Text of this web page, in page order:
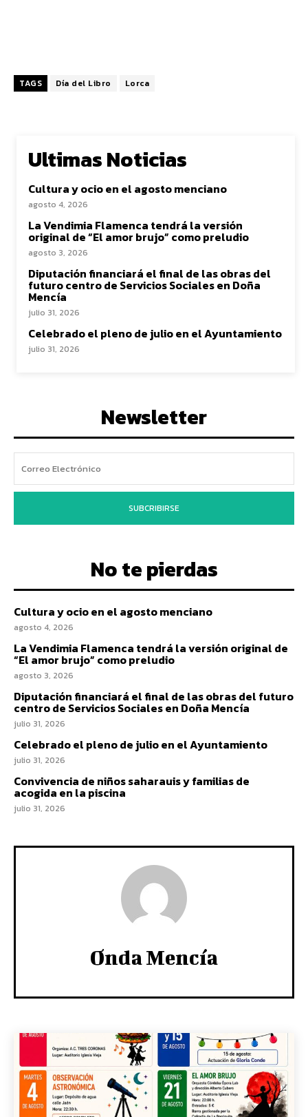
TAGS Día del Libro Lorca
Ultimas Noticias
Cultura y ocio en el agosto menciano
agosto 4, 2026
La Vendimia Flamenca tendrá la versión
original de “El amor brujo” como preludio
agosto 3, 2026
Diputación financiará el final de las obras del
futuro centro de Servicios Sociales en Doña
Mencía
julio 31, 2026
Celebrado el pleno de julio en el Ayuntamiento
julio 31, 2026
Newsletter
SUBCRIBIRSE
No te pierdas
Cultura y ocio en el agosto menciano
agosto 4, 2026
La Vendimia Flamenca tendrá la versión original de
“El amor brujo” como preludio
agosto 3, 2026
Diputación financiará el final de las obras del futuro
centro de Servicios Sociales en Doña Mencía
julio 31, 2026
Celebrado el pleno de julio en el Ayuntamiento
julio 31, 2026
Convivencia de niños saharauis y familias de
acogida en la piscina
julio 31, 2026
Onda Mencía